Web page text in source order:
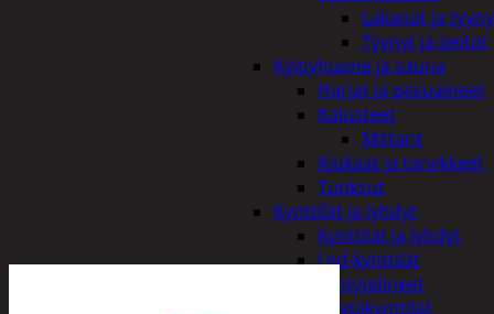
Lakanat ja
Tyynyt ja peitot
Kylpyhuone ja sauna
Harjat ja pesuaineet
Kalusteet
Mittarit
Kiukaat ja tarvikkeet
Tuoksut
Kynttilät ja lyhdyt
Kynttilät ja lyhdyt
Led-kynttilät
Lyhtytelineet
Pöytäkynttilät